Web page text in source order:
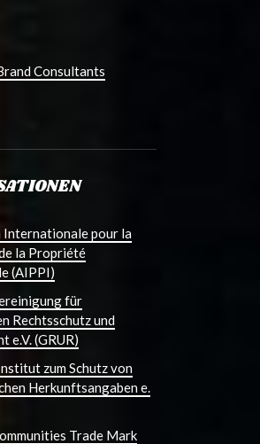
Consultants
Internationale pour la
la Propriété
(AIPPI)
für
Rechtsschutz und
e.V. (GRUR)
zum Schutz von
Herkunftsangaben e.
Trade Mark